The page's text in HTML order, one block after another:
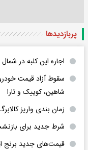
پربازدید‌ها
اجاره این کلبه در شمال شبی ۸۱ میلیون
سقوط آزاد قیمت خودرو
شاهین، کوییک و تارا
زمان بندی واریز
شرط جدید برای
قیمت‌های جدید برنج